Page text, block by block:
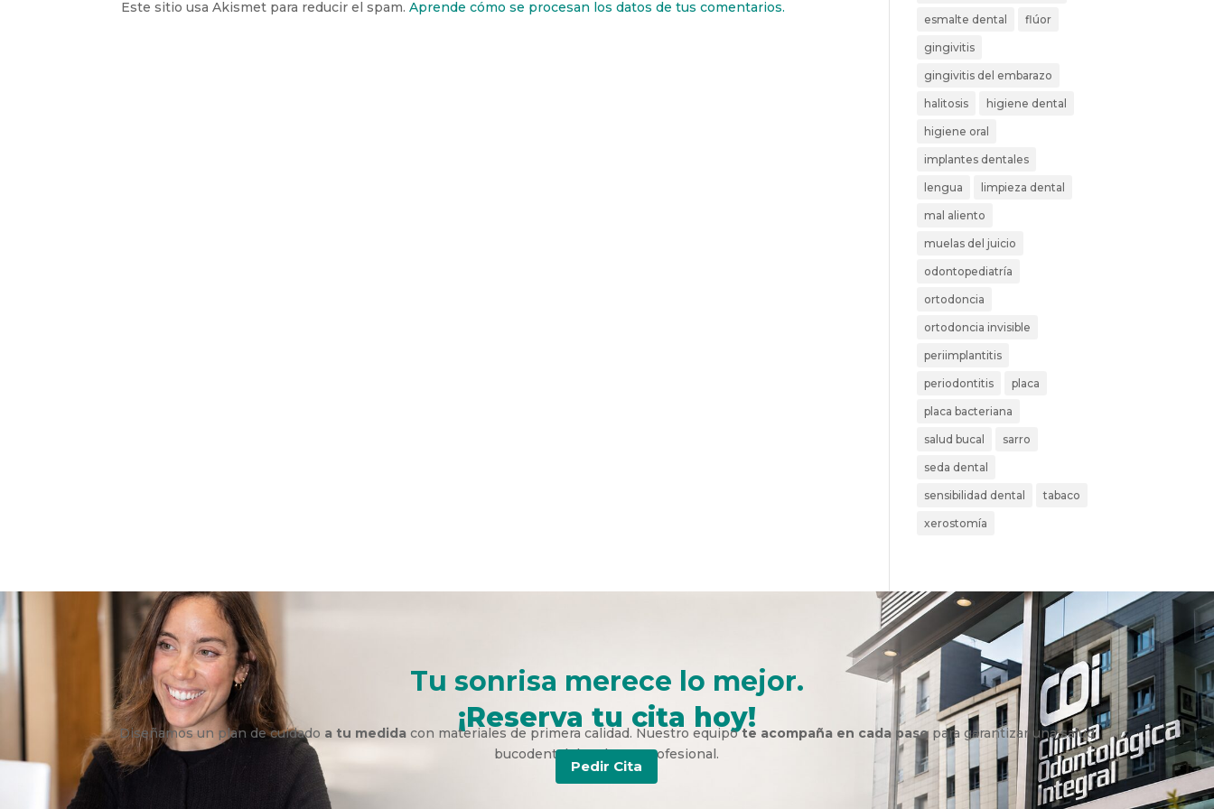
Este sitio usa Akismet para reducir el spam.Aprende cómo se procesan los datos de tus comentarios.
esmalte dental flúor
gingivitis
gingivitis del embarazo
halitosis higiene dental
higiene oral
implantes dentales
lengua limpieza dental
mal aliento
muelas del juicio
odontopediatría
ortodoncia
ortodoncia invisible
periimplantitis
periodontitis placa
placa bacteriana
salud bucal sarro
seda dental
sensibilidad dental tabaco
xerostomía
Tu sonrisa merece lo mejor.
¡Reserva tu cita hoy!
Diseñamos un plan de cuidado a tu medidacon materiales de primera calidad. Nuestro equipote acompaña en cada pasopara garantizar una salud
bucodental duradera y profesional.
Pedir Cita